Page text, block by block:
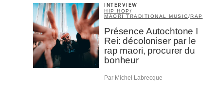
INTERVIEW
HIP HOP /
MAORI TRADITIONAL MUSIC/RAP
Présence Autochtone I
Rei: décoloniser par le
rap maori, procurer du
bonheur
Par Michel Labrecque